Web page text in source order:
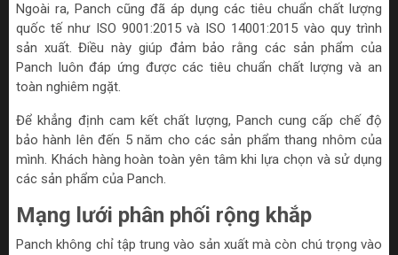
Ngoài ra, Panch cũng đã áp dụng các tiêu chuẩn chất lượng
quốc tế như ISO 9001:2015 và ISO 14001:2015 vào quy trình
sản xuất. Điều này giúp đảm bảo rằng các sản phẩm của
Panch luôn đáp ứng được các tiêu chuẩn chất lượng và an
toàn nghiêm ngặt.
Để khẳng định cam kết chất lượng, Panch cung cấp chế độ
bảo hành lên đến 5 năm cho các sản phẩm thang nhôm của
mình. Khách hàng hoàn toàn yên tâm khi lựa chọn và sử dụng
các sản phẩm của Panch.
Mạng lưới phân phối rộng khắp
Panch không chỉ tập trung vào sản xuất mà còn chú trọng vào